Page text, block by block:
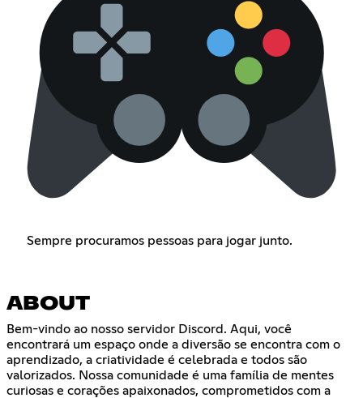
Sempre procuramos pessoas para jogar junto.
ABOUT
Bem-vindo ao nosso servidor Discord. Aqui, você
encontrará um espaço onde a diversão se encontra com o
aprendizado, a criatividade é celebrada e todos são
valorizados. Nossa comunidade é uma família de mentes
curiosas e corações apaixonados, comprometidos com a